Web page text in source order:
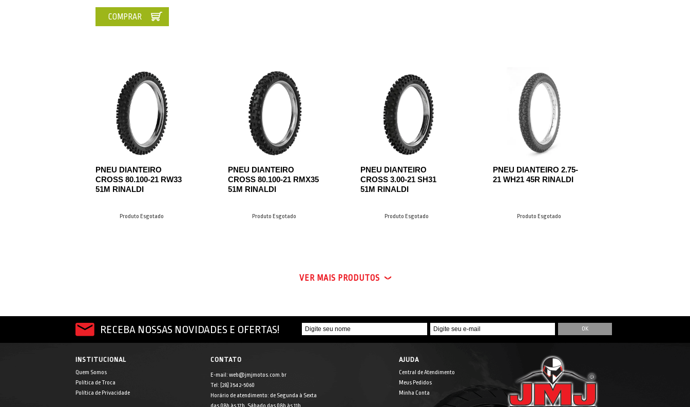
COMPRAR
PNEU DIANTEIRO
CROSS 80.100-21 RW33
51M RINALDI
Produto Esgotado
PNEU DIANTEIRO
CROSS 80.100-21 RMX35
51M RINALDI
Produto Esgotado
PNEU DIANTEIRO
CROSS 3.00-21 SH31
51M RINALDI
Produto Esgotado
PNEU DIANTEIRO 2.75-
21 WH21 45R RINALDI
Produto Esgotado
VER MAIS PRODUTOS
RECEBA NOSSAS NOVIDADES E OFERTAS!
INSTITUCIONAL
Quem Somos
Política de Troca
Política de Privacidade
CONTATO
E-mail: web@jmjmotos.com.br
Tel: [28] 3542-5060
Horário de atendimento: de Segunda à Sexta
AJUDA
Central de Atendimento
Meus Pedidos
Minha Conta